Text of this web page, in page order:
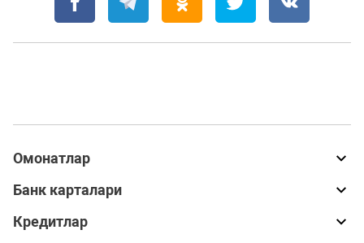
Омонатлар
Банк карталари
Кредитлар